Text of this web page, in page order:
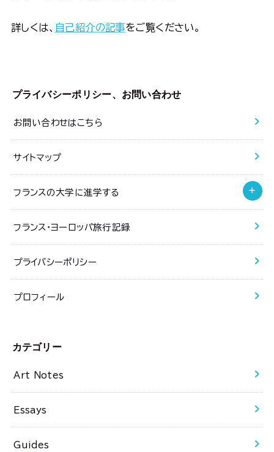
詳しくは、 自己紹介の記事をご覧ください。
プライバシーポリシー、お問い合わせ
お問い合わせはこちら
サイトマップ
フランスの大学に進学する
フランス・ヨーロッパ旅行記録
プライバシーポリシー
プロフィール
カテゴリー
Art Notes
Essays
Guides